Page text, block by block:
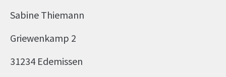
Sabine Thiemann
Griewenkamp 2
31234 Edemissen